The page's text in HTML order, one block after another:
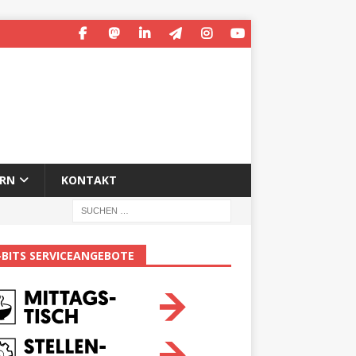
KONTAKT
SERVICEANGEBOTE